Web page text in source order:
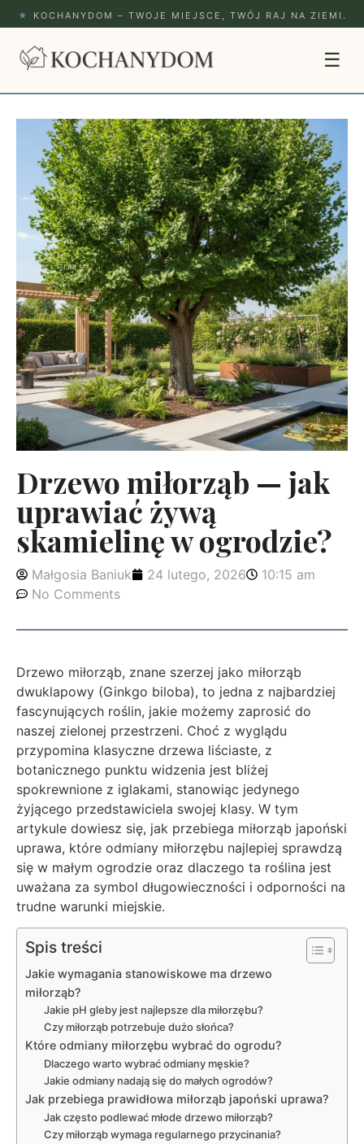
★ KOCHANYDOM – TWOJE MIEJSCE, TWÓJ RAJ NA ZIEMI.
☰
Drzewo miłorząb — jak
uprawiać żywą
skamielinę w ogrodzie?
Małgosia Baniuk 24 lutego, 2026
10:15 am
No Comments
Drzewo miłorząb, znane szerzej jako miłorząb
dwuklapowy (Ginkgo biloba), to jedna z najbardziej
fascynujących roślin, jakie możemy zaprosić do
naszej zielonej przestrzeni. Choć z wyglądu
przypomina klasyczne drzewa liściaste, z
botanicznego punktu widzenia jest bliżej
spokrewnione z iglakami, stanowiąc jedynego
żyjącego przedstawiciela swojej klasy. W tym
artykule dowiesz się, jak przebiega miłorząb japoński
uprawa, które odmiany miłorzębu najlepiej sprawdzą
się w małym ogrodzie oraz dlaczego ta roślina jest
uważana za symbol długowieczności i odporności na
trudne warunki miejskie.
Spis treści
Jakie wymagania stanowiskowe ma drzewo
miłorząb?
Jakie pH gleby jest najlepsze dla miłorzębu?
Czy miłorząb potrzebuje dużo słońca?
Które odmiany miłorzębu wybrać do ogrodu?
Dlaczego warto wybrać odmiany męskie?
Jakie odmiany nadają się do małych ogrodów?
Jak przebiega prawidłowa miłorząb japoński uprawa?
Jak często podlewać młode drzewo miłorząb?
Czy miłorząb wymaga regularnego przycinania?